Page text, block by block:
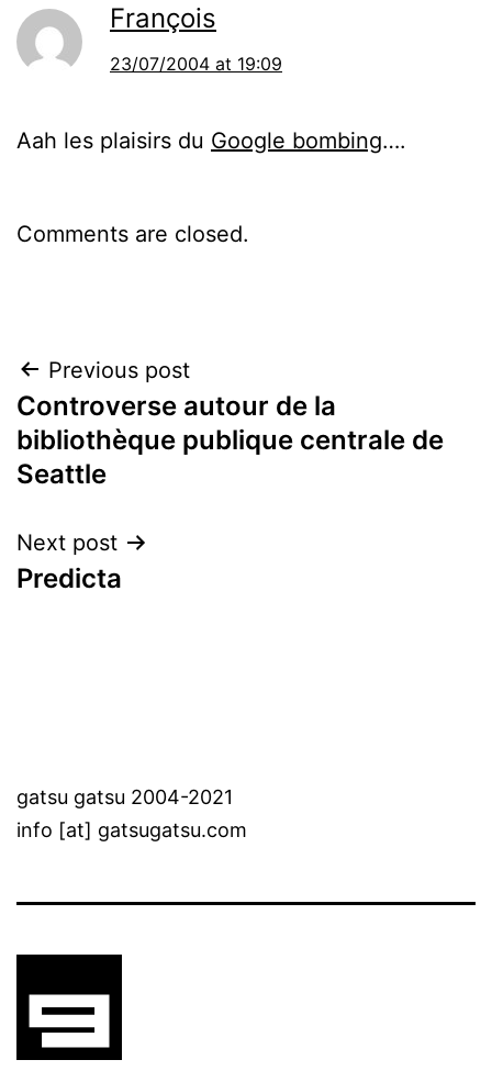
François
23/07/2004 at 19:09
Aah les plaisirs du Google bombing….
Comments are closed.
Post
navigation
Previous post
Controverse autour de la
bibliothèque publique centrale de
Seattle
Next post
Predicta
gatsu gatsu 2004-2021
info [at] gatsugatsu.com